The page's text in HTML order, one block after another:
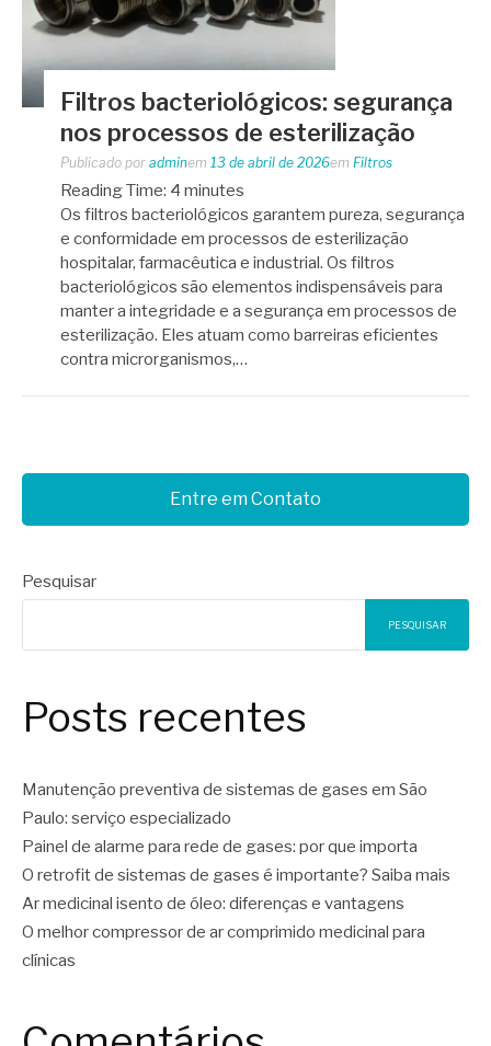
Filtros bacteriológicos: segurança
nos processos de esterilização
Publicado por adminem 13 de abril de 2026em Filtros
Reading Time: 4 minutes
Os filtros bacteriológicos garantem pureza, segurança
e conformidade em processos de esterilização
hospitalar, farmacêutica e industrial. Os filtros
bacteriológicos são elementos indispensáveis para
manter a integridade e a segurança em processos de
esterilização. Eles atuam como barreiras eficientes
contra microrganismos,…
Entre em Contato
Pesquisar
PESQUISAR
Posts recentes
Manutenção preventiva de sistemas de gases em São
Paulo: serviço especializado
Painel de alarme para rede de gases: por que importa
O retrofit de sistemas de gases é importante? Saiba mais
Ar medicinal isento de óleo: diferenças e vantagens
O melhor compressor de ar comprimido medicinal para
clínicas